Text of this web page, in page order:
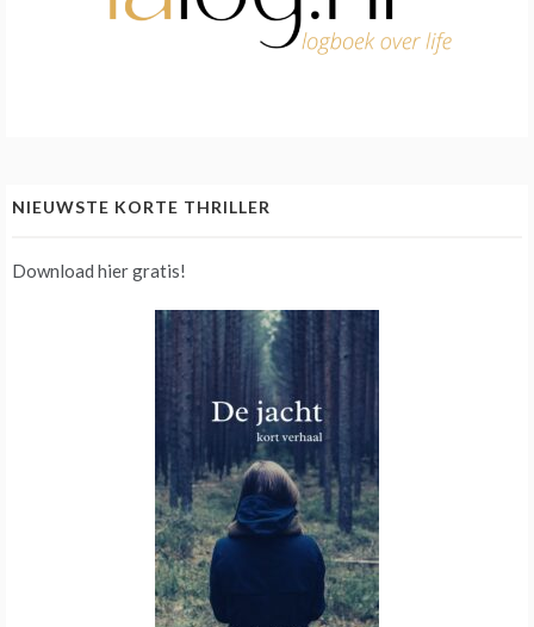
NIEUWSTE KORTE THRILLER
Download hier gratis!